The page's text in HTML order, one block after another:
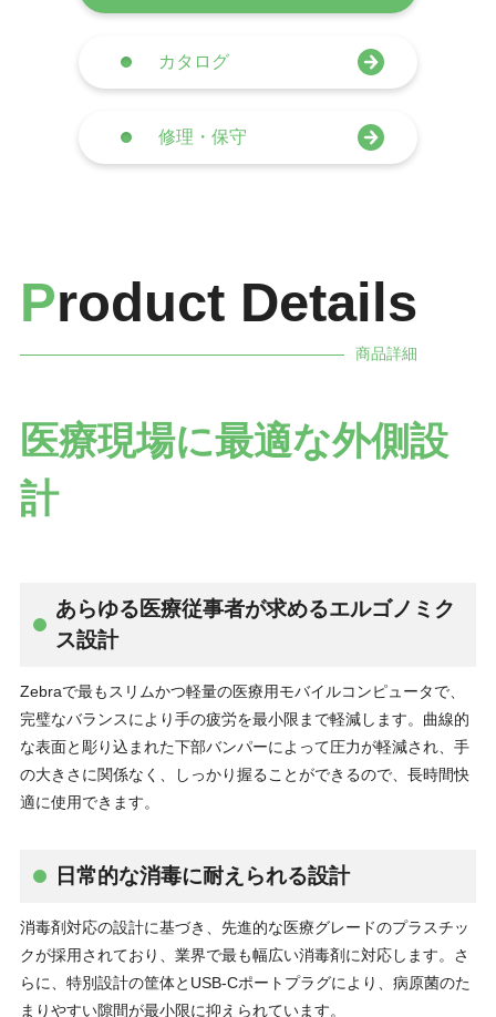
カタログ
修理・保守
Product Details
商品詳細
医療現場に最適な外側設
計
あらゆる医療従事者が求めるエルゴノミク
ス設計
Zebraで最もスリムかつ軽量の医療用モバイルコンピュータで、
完璧なバランスにより手の疲労を最小限まで軽減します。曲線的
な表面と彫り込まれた下部バンパーによって圧力が軽減され、手
の大きさに関係なく、しっかり握ることができるので、長時間快
適に使用できます。
日常的な消毒に耐えられる設計
消毒剤対応の設計に基づき、先進的な医療グレードのプラスチッ
クが採用されており、業界で最も幅広い消毒剤に対応します。さ
らに、特別設計の筐体とUSB-Cポートプラグにより、病原菌のた
まりやすい隙間が最小限に抑えられています。